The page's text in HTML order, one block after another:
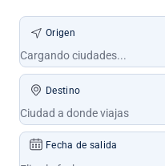
Origen
Destino
Fecha de salida